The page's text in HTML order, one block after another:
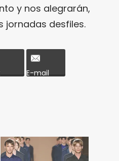
y nos alegrarán,
jornadas desfiles.
E-mail